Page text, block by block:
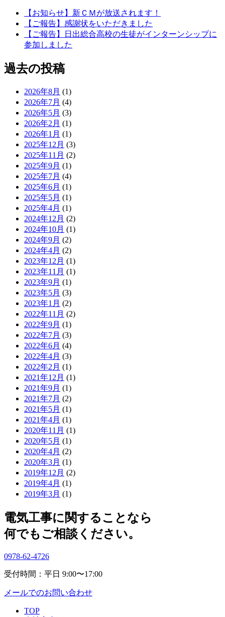
【お知らせ】新ＣＭが放送されます！
【ご報告】感謝状をいただきました
【ご報告】日出総合高校の生徒がインターンシップに
参加しました
過去の投稿
2026年8月 (1)
2026年7月 (4)
2026年5月 (3)
2026年2月 (1)
2026年1月 (1)
2025年12月 (3)
2025年11月 (2)
2025年9月 (1)
2025年7月 (4)
2025年6月 (1)
2025年5月 (1)
2025年4月 (1)
2024年12月 (2)
2024年10月 (1)
2024年9月 (2)
2024年4月 (2)
2023年12月 (1)
2023年11月 (1)
2023年9月 (1)
2023年5月 (3)
2023年1月 (2)
2022年11月 (2)
2022年9月 (1)
2022年7月 (3)
2022年6月 (4)
2022年4月 (3)
2022年2月 (1)
2021年12月 (1)
2021年9月 (1)
2021年7月 (2)
2021年5月 (1)
2021年4月 (1)
2020年11月 (1)
2020年5月 (1)
2020年4月 (2)
2020年3月 (1)
2019年12月 (2)
2019年4月 (1)
2019年3月 (1)
電気工事に関することなら
何でもご相談ください。
0978-62-4726
受付時間：平日 9:00〜17:00
メールでのお問い合わせ
TOP